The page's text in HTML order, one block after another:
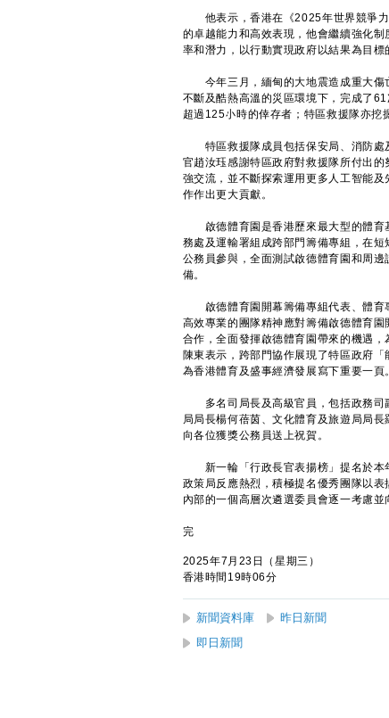
他表示，香港在《2025年世界競爭力
的卓越能力和高效表現，他會繼續強化
率和潛力，以行動實現政府以結果為目標
今年三月，緬甸的大地震造成重大傷
不斷及酷熱高溫的災區環境下，完成了
超過125小時的倖存者；特區救援隊亦挖
特區救援隊成員包括保安局、消防處
官趙汝珏感謝特區政府對救援隊所付出
強交流，並不斷探索運用更多人工智能
作作出更大貢獻。
啟德體育園是香港歷來最大型的體育
務處及運輸署組成跨部門籌備專組，在
公務員參與，全面測試啟德體育園和周
備。
啟德體育園開幕籌備專組代表、體育
高效專業的團隊精神應對籌備啟德體育
合作，全面發揮啟德體育園帶來的機遇
陳東表示，跨部門協作展現了特區政府
為香港體育及盛事經濟發展寫下重要一頁。
多名司局長及高級官員，包括政務司
局局長楊何蓓茵、文化體育及旅遊局局
向各位獲獎公務員送上祝賀。
新一輪「行政長官表揚榜」提名於本
政策局反應熱烈，積極提名優秀團隊以
內部的一個高層次遴選委員會逐一考慮
完
2025年7月23日（星期三）
香港時間19時06分
新聞資料庫 昨日新聞
即日新聞